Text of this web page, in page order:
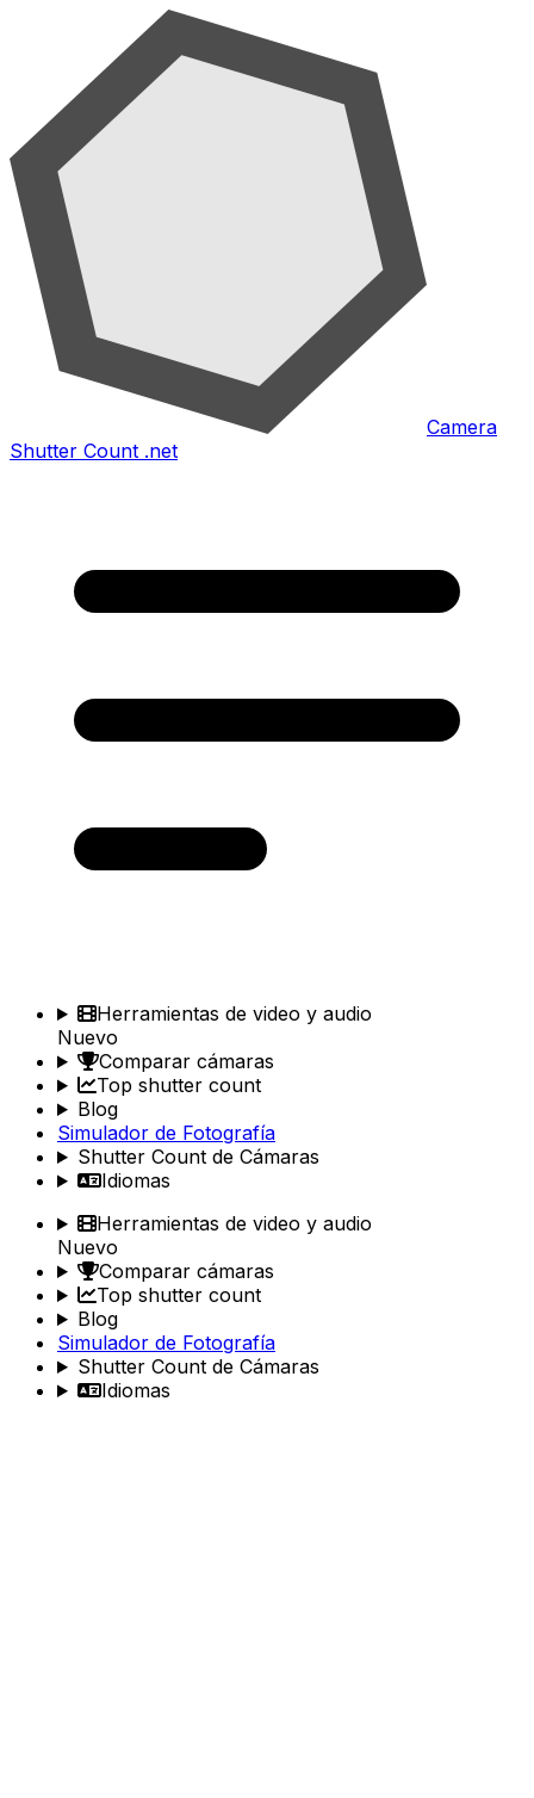
Camera
Shutter Count .net
Herramientas de video y audio
Nuevo
Comparar cámaras
Top shutter count
Blog
Simulador de Fotografía
Shutter Count de Cámaras
Idiomas
Herramientas de video y audio
Nuevo
Comparar cámaras
Top shutter count
Blog
Simulador de Fotografía
Shutter Count de Cámaras
Idiomas